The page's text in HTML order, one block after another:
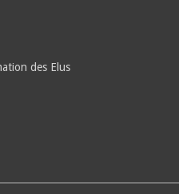
des Elus